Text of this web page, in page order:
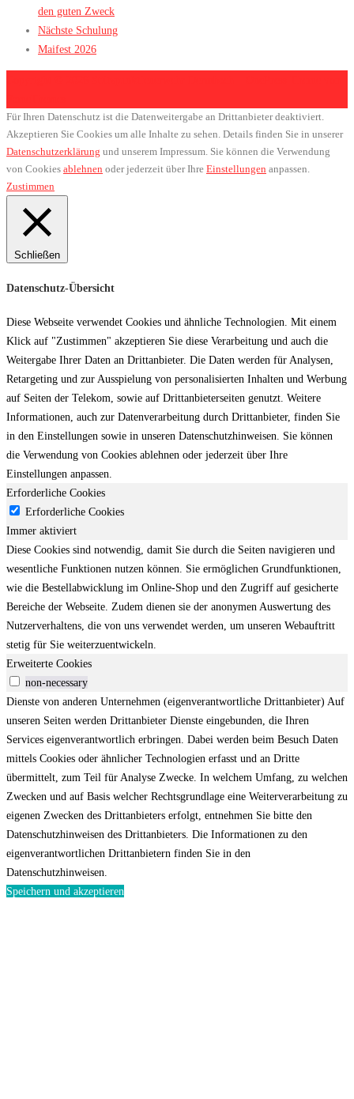
den guten Zweck
Nächste Schulung
Maifest 2026
Für Ihren Datenschutz ist die Datenweitergabe an Drittanbieter deaktiviert.
Akzeptieren Sie Cookies um alle Inhalte zu sehen. Details finden Sie in unserer
Datenschutzerklärung und unserem Impressum. Sie können die Verwendung
von Cookies ablehnen oder jederzeit über Ihre Einstellungen anpassen.
Zustimmen
Schließen
Datenschutz-Übersicht
Diese Webseite verwendet Cookies und ähnliche Technologien. Mit einem
Klick auf "Zustimmen" akzeptieren Sie diese Verarbeitung und auch die
Weitergabe Ihrer Daten an Drittanbieter. Die Daten werden für Analysen,
Retargeting und zur Ausspielung von personalisierten Inhalten und Werbung
auf Seiten der Telekom, sowie auf Drittanbieterseiten genutzt. Weitere
Informationen, auch zur Datenverarbeitung durch Drittanbieter, finden Sie
in den Einstellungen sowie in unseren Datenschutzhinweisen. Sie können
die Verwendung von Cookies ablehnen oder jederzeit über Ihre
Einstellungen anpassen.
Erforderliche Cookies
Erforderliche Cookies
Immer aktiviert
Diese Cookies sind notwendig, damit Sie durch die Seiten navigieren und
wesentliche Funktionen nutzen können. Sie ermöglichen Grundfunktionen,
wie die Bestellabwicklung im Online-Shop und den Zugriff auf gesicherte
Bereiche der Webseite. Zudem dienen sie der anonymen Auswertung des
Nutzerverhaltens, die von uns verwendet werden, um unseren Webauftritt
stetig für Sie weiterzuentwickeln.
Erweiterte Cookies
non-necessary
Dienste von anderen Unternehmen (eigenverantwortliche Drittanbieter) Auf
unseren Seiten werden Drittanbieter Dienste eingebunden, die Ihren
Services eigenverantwortlich erbringen. Dabei werden beim Besuch Daten
mittels Cookies oder ähnlicher Technologien erfasst und an Dritte
übermittelt, zum Teil für Analyse Zwecke. In welchem Umfang, zu welchen
Zwecken und auf Basis welcher Rechtsgrundlage eine Weiterverarbeitung zu
eigenen Zwecken des Drittanbieters erfolgt, entnehmen Sie bitte den
Datenschutzhinweisen des Drittanbieters. Die Informationen zu den
eigenverantwortlichen Drittanbietern finden Sie in den
Datenschutzhinweisen.
Speichern und akzeptieren